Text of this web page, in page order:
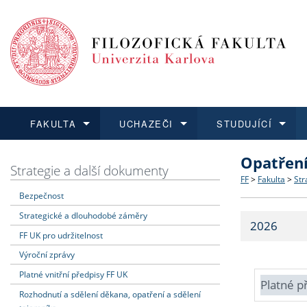
FAKULTA
Dozvědět se více
Struktura
Strategie
Fakultní
UCHAZEČI
Podat přihlášku
Co
Učitelské
STUDUJÍCÍ
Dozvědět se více
Dozvědět se více
O vědě a
Dozvědět se více
Aktuální
Strategie a další dokumenty
Bezpečnost
Strategické a dlouhodobé záměry
FF UK pro udržitelnost
Výroční zprávy
Platné vnitřní předpisy FF UK
Rozhodnutí a sdělení děkana, opatření a sdělení
FF > Fakulta >
2026
Platné